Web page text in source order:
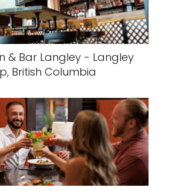
& Bar Langley - Langley
British Columbia